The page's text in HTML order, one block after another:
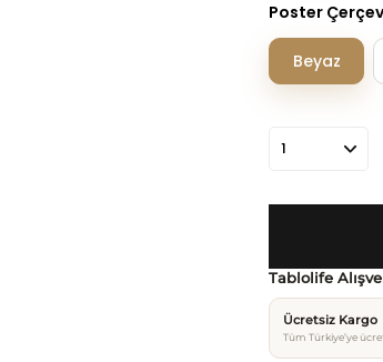
Poster
Beyaz
Tablolife
Ücretsiz Kargo
Tüm Türkiye’ye